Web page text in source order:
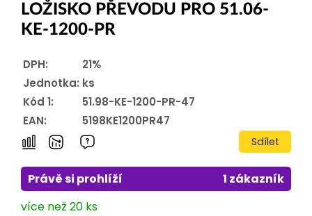
LOŽISKO PŘEVODU PRO 51.06-
KE-1200-PR
DPH:
21%
Jednotka: ks
Kód 1:
51.98-KE-1200-PR-47
EAN:
5198KE1200PR47
Sdílet
Právě si prohlíží
1 zákazník
více než 20 ks